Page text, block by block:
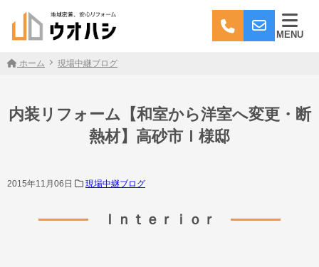
MENU
ホーム 現場中継ブログ
内装リフォーム【和室から洋室へ変更・断
熱材】高砂市Ｉ様邸
2015年11月06日 現場中継ブログ
Ｉｎｔｅｒｉｏｒ